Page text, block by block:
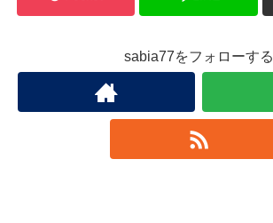
sabia77をフォローする